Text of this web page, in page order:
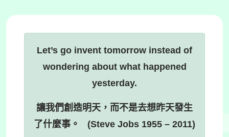
Let’s go invent tomorrow instead of
wondering about what happened
yesterday.
讓我們創造明天，而不是去想昨天發生
了什麼事。 (Steve Jobs 1955 – 2011)